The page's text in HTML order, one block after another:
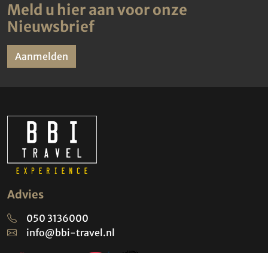
Meld u hier aan voor onze
Nieuwsbrief
Aanmelden
Advies
050 3136000
info@bbi-travel.nl